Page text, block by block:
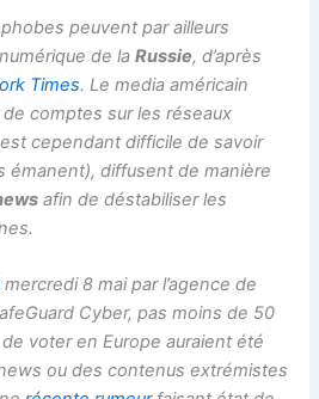
peuvent par ailleurs
de laRussie, d’après
Times. Le media américain
comptes sur les réseaux
cependant difficile de savoir
émanent), diffusent de manière
afin de déstabiliser les
mercredi 8 mai par l’agence de
Cyber, pas moins de 50
voter en Europe auraient été
ou des contenus extrémistes